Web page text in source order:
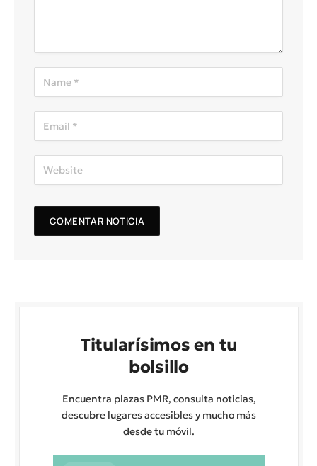
Titularísimos en tu
bolsillo
Encuentra plazas PMR, consulta noticias,
descubre lugares accesibles y mucho más
desde tu móvil.